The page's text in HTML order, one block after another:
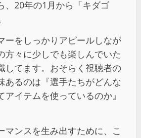
、20年の1月から「キダゴ
ーをしっかりアピールしなが
方々に少しでも楽しんでいた
してます。おそらく視聴者の
あるのは『選手たちがどんな
アイテムを使っているのか』
マンスを生み出すために、こ